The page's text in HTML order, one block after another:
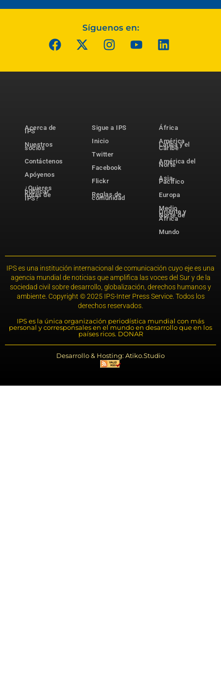
Síguenos en:
Acerca de
IPS
Nuestros
socios
Contáctenos
Apóyenos
¿Quieres
publicar
notas de
IPS?
Sigue a IPS
Inicio
Twitter
Facebook
Flickr
Reglas de
comunidad
África
América
Latina y el
Caribe
América del
Norte
Asia-
Pacífico
Europa
Medio
Oriente y
Norte de
África
Mundo
IPS es una institución internacional de comunicación cuyo eje es una
agencia mundial de noticias que amplifica las voces del Sur y de la
sociedad civil sobre desarrollo, globalización, derechos humanos y
ambiente. Copyright © 2025 IPS-Inter Press Service. Todos los
derechos reservados.
IPS es la única organización periodística mundial con más
personal y corresponsales en el mundo en desarrollo que en los
países ricos. DONAR
Desarrollo & Hosting: Atiko.Studio